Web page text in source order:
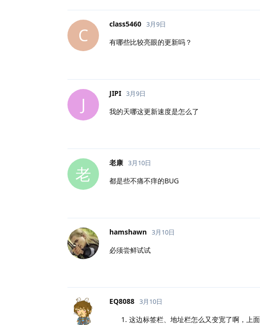
C
class5460 3月9日
有哪些比较亮眼的更新吗？
J
JIPI 3月9日
我的天哪这更新速度是怎么了
老
老康 3月10日
都是些不痛不痒的BUG
hamshawn 3月10日
必须尝鲜试试
EQ8088 3月10日
这边标签栏、地址栏怎么又变宽了啊，上